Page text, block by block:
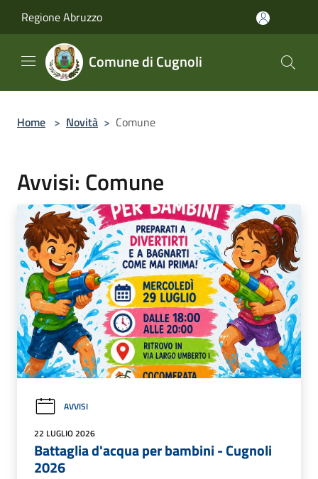
Regione Abruzzo
Comune di Cugnoli
Home > Novità > Comune
Avvisi: Comune
AVVISI
22 LUGLIO 2026
Battaglia d'acqua per bambini - Cugnoli
2026